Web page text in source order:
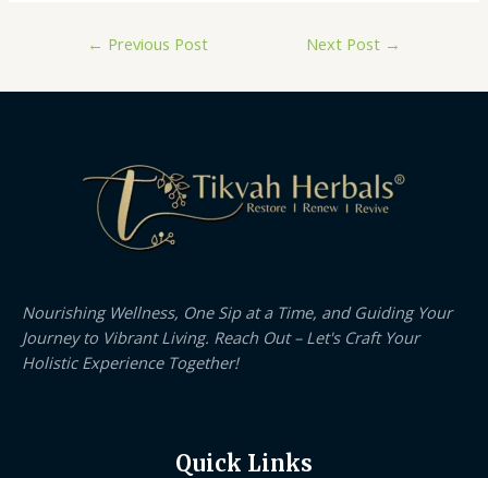
← Previous Post Next Post →
Nourishing Wellness, One Sip at a Time, and Guiding Your
Journey to Vibrant Living. Reach Out – Let's Craft Your
Holistic Experience Together!
Quick Links